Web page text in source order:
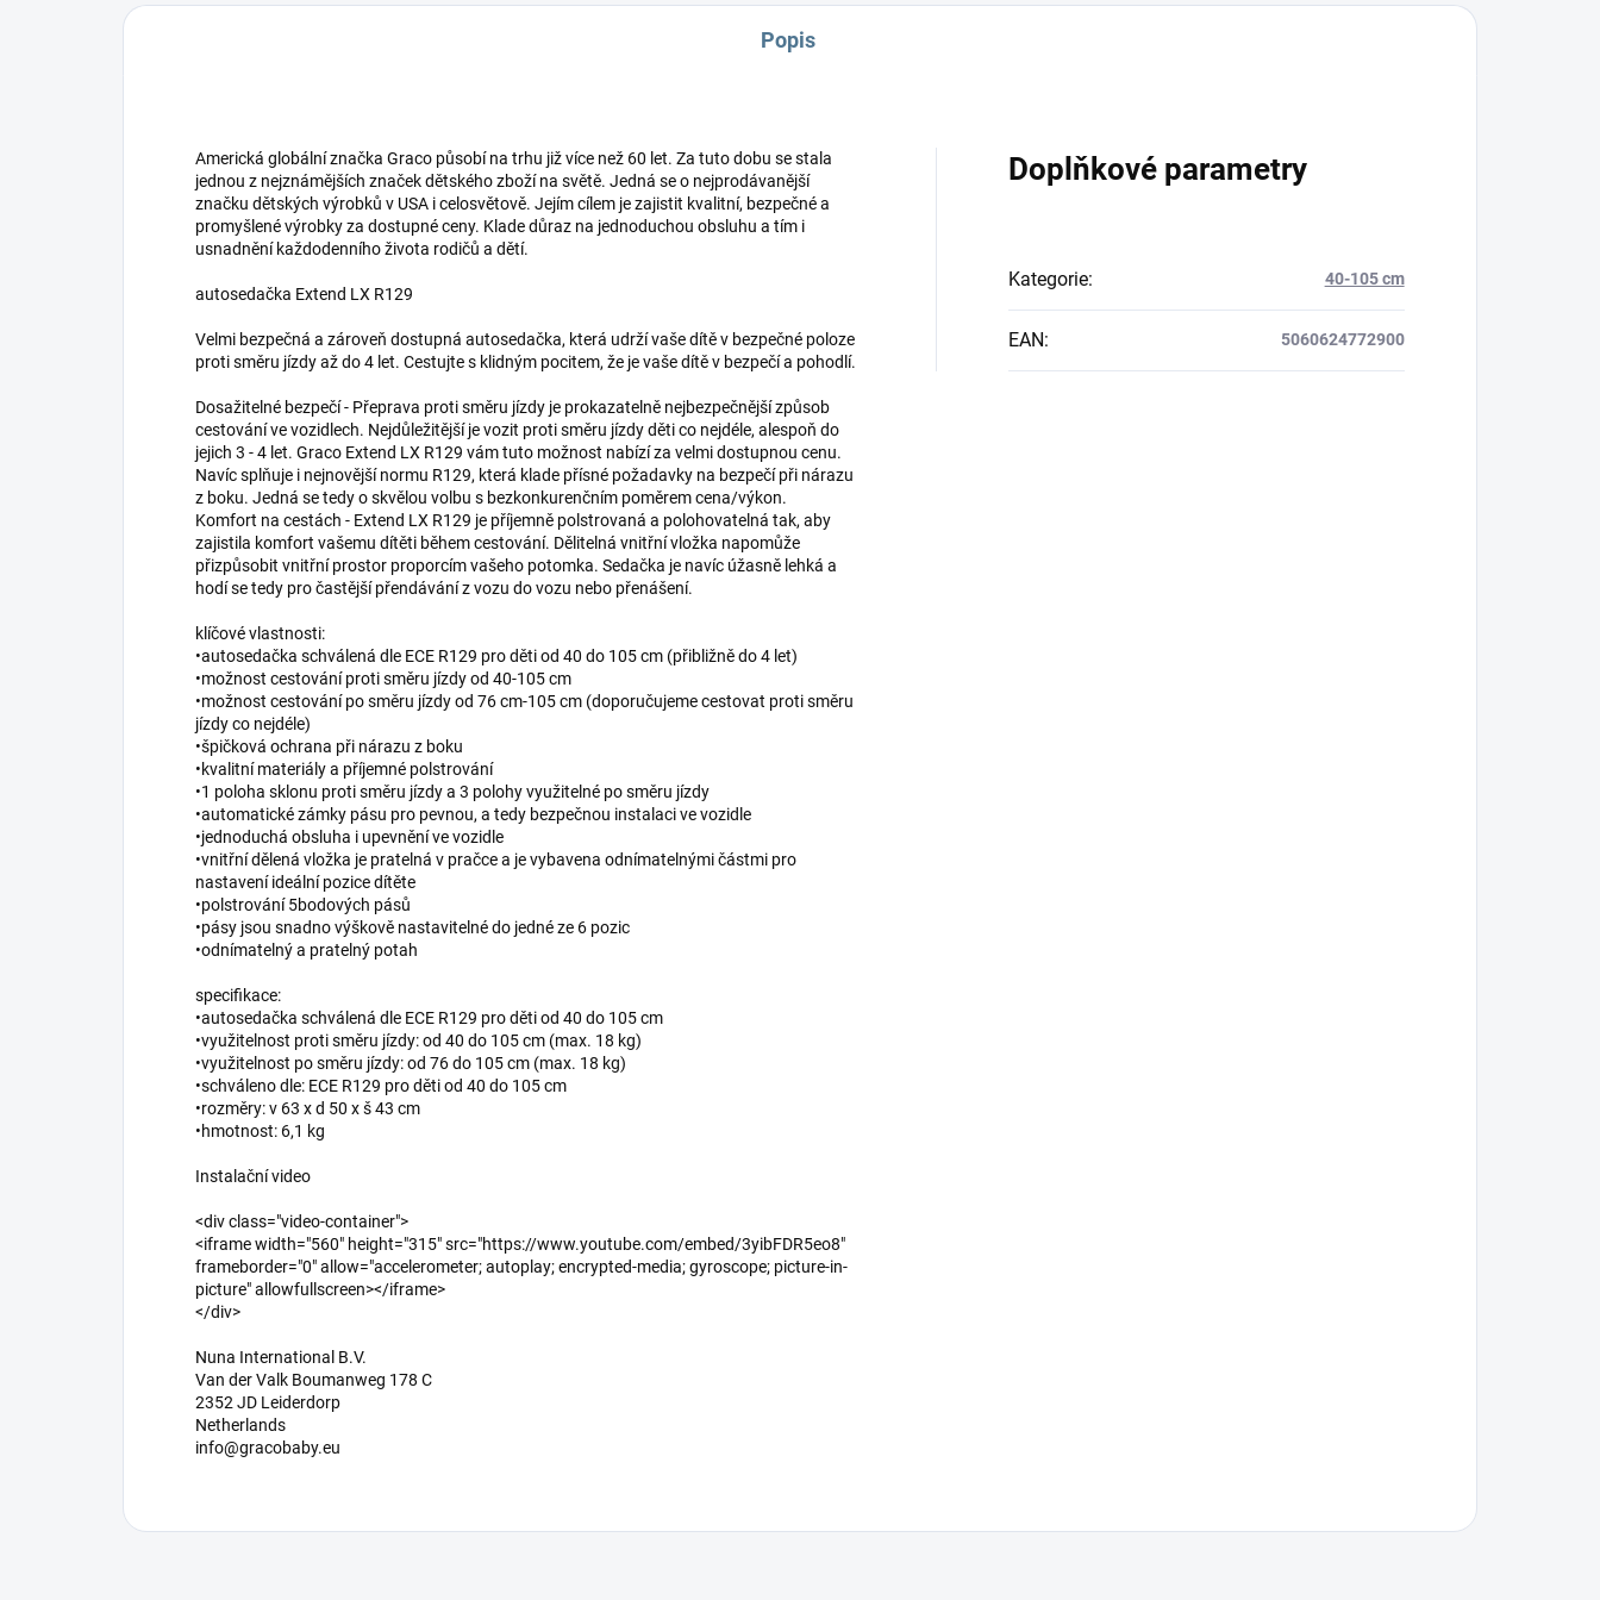
Popis
Americká globální značka Graco působí na trhu již více než 60 let. Za tuto dobu se stala
jednou z nejznámějších značek dětského zboží na světě. Jedná se o nejprodávanější
značku dětských výrobků v USA i celosvětově. Jejím cílem je zajistit kvalitní, bezpečné a
promyšlené výrobky za dostupné ceny. Klade důraz na jednoduchou obsluhu a tím i
usnadnění každodenního života rodičů a dětí.
autosedačka Extend LX R129
Velmi bezpečná a zároveň dostupná autosedačka, která udrží vaše dítě v bezpečné poloze
proti směru jízdy až do 4 let. Cestujte s klidným pocitem, že je vaše dítě v bezpečí a pohodlí.
Dosažitelné bezpečí - Přeprava proti směru jízdy je prokazatelně nejbezpečnější způsob
cestování ve vozidlech. Nejdůležitější je vozit proti směru jízdy děti co nejdéle, alespoň do
jejich 3 - 4 let. Graco Extend LX R129 vám tuto možnost nabízí za velmi dostupnou cenu.
Navíc splňuje i nejnovější normu R129, která klade přísné požadavky na bezpečí při nárazu
z boku. Jedná se tedy o skvělou volbu s bezkonkurenčním poměrem cena/výkon.
Komfort na cestách - Extend LX R129 je příjemně polstrovaná a polohovatelná tak, aby
zajistila komfort vašemu dítěti během cestování. Dělitelná vnitřní vložka napomůže
přizpůsobit vnitřní prostor proporcím vašeho potomka. Sedačka je navíc úžasně lehká a
hodí se tedy pro častější přendávání z vozu do vozu nebo přenášení.
klíčové vlastnosti:
•autosedačka schválená dle ECE R129 pro děti od 40 do 105 cm (přibližně do 4 let)
•možnost cestování proti směru jízdy od 40-105 cm
•možnost cestování po směru jízdy od 76 cm-105 cm (doporučujeme cestovat proti směru
jízdy co nejdéle)
•špičková ochrana při nárazu z boku
•kvalitní materiály a příjemné polstrování
•1 poloha sklonu proti směru jízdy a 3 polohy využitelné po směru jízdy
•automatické zámky pásu pro pevnou, a tedy bezpečnou instalaci ve vozidle
•jednoduchá obsluha i upevnění ve vozidle
•vnitřní dělená vložka je pratelná v pračce a je vybavena odnímatelnými částmi pro
nastavení ideální pozice dítěte
•polstrování 5bodových pásů
•pásy jsou snadno výškově nastavitelné do jedné ze 6 pozic
•odnímatelný a pratelný potah
specifikace:
•autosedačka schválená dle ECE R129 pro děti od 40 do 105 cm
•využitelnost proti směru jízdy: od 40 do 105 cm (max. 18 kg)
•využitelnost po směru jízdy: od 76 do 105 cm (max. 18 kg)
•schváleno dle: ECE R129 pro děti od 40 do 105 cm
•rozměry: v 63 x d 50 x š 43 cm
•hmotnost: 6,1 kg
Instalační video
<div class="video-container">
<iframe width="560" height="315" src="https://www.youtube.com/embed/3yibFDR5eo8"
frameborder="0" allow="accelerometer; autoplay; encrypted-media; gyroscope; picture-in-
picture" allowfullscreen></iframe>
</div>
Nuna International B.V.
Van der Valk Boumanweg 178 C
2352 JD Leiderdorp
Netherlands
info@gracobaby.eu
Doplňkové parametry
Kategorie: 40-105 cm
EAN: 5060624772900